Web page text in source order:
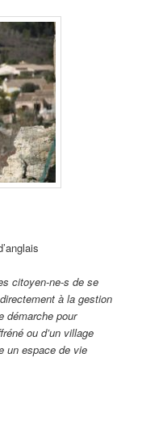
citoyen-ne-s de se
à la gestion
démarche pour
ou d’un village
un espace de vie